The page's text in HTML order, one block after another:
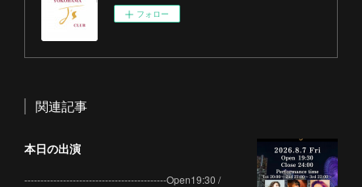
フォロー
関連記事
本日の出演
--------------------------------------------Open19:30 /